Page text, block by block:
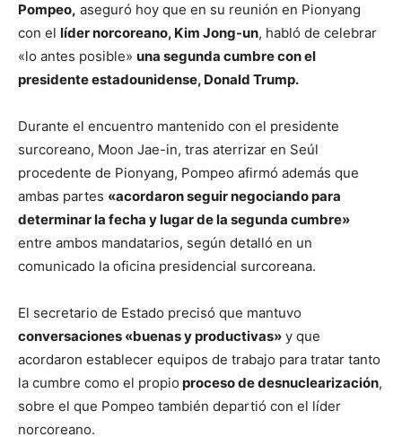
Pompeo, aseguró hoy que en su reunión en Pionyang
con el líder norcoreano, Kim Jong-un, habló de celebrar
«lo antes posible» una segunda cumbre con el
presidente estadounidense, Donald Trump.
Durante el encuentro mantenido con el presidente
surcoreano, Moon Jae-in, tras aterrizar en Seúl
procedente de Pionyang, Pompeo afirmó además que
ambas partes «acordaron seguir negociando para
determinar la fecha y lugar de la segunda cumbre»
entre ambos mandatarios, según detalló en un
comunicado la oficina presidencial surcoreana.
El secretario de Estado precisó que mantuvo
conversaciones «buenas y productivas» y que
acordaron establecer equipos de trabajo para tratar tanto
la cumbre como el propio proceso de desnuclearización,
sobre el que Pompeo también departió con el líder
norcoreano.